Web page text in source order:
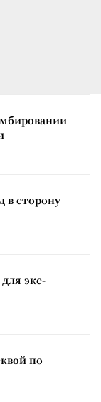
в сторону
экс-
по